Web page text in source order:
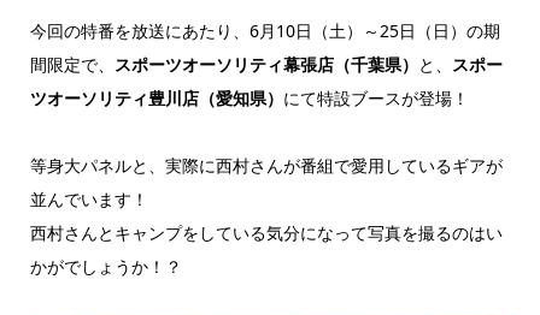
今回の特番を放送にあたり、6月10日（土）～25日（日）の期
間限定で、 スポーツオーソリティ幕張店（千葉県） と、 スポー
ツオーソリティ豊川店（愛知県） にて特設ブースが登場！
等身大パネルと、実際に西村さんが番組で愛用しているギアが
並んでいます！
西村さんとキャンプをしている気分になって写真を撮るのはい
かがでしょうか！？